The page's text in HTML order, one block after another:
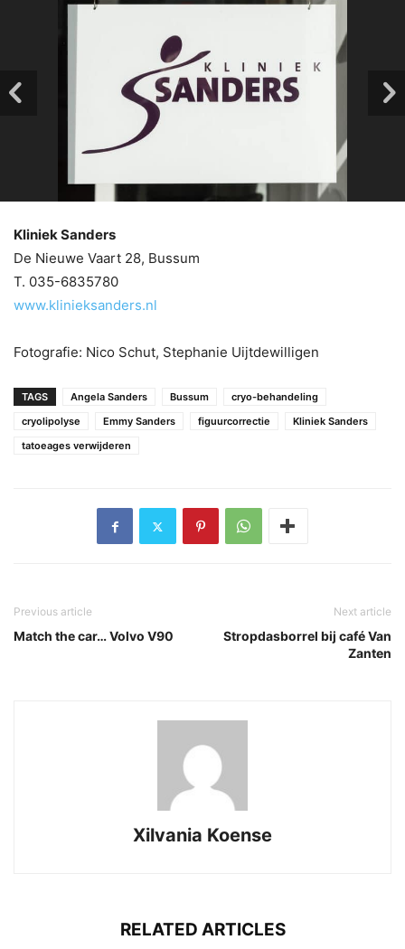
Kliniek Sanders
De Nieuwe Vaart 28, Bussum
T. 035-6835780
www.klinieksanders.nl
Fotografie: Nico Schut, Stephanie Uijtdewilligen
TAGS Angela Sanders Bussum
cryo-behandeling
cryolipolyse
Emmy Sanders figuurcorrectie
Kliniek Sanders
tatoeages verwijderen
Previous article
Match the car… Volvo V90
Next article
Stropdasborrel bij café Van
Zanten
Xilvania Koense
RELATED ARTICLES